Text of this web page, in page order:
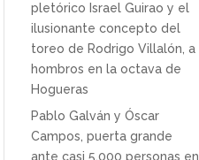
pletórico Israel Guirao y el
ilusionante concepto del
toreo de Rodrigo Villalón, a
hombros en la octava de
Hogueras
Pablo Galván y Óscar
Campos, puerta grande
ante casi 5.000 personas en